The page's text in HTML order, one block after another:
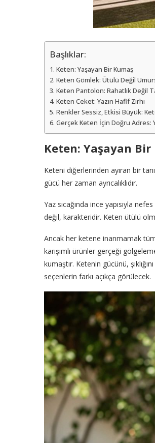
Başlıklar:
Keten: Yaşayan Bir Kumaş
Keten Gömlek: Ütülü Değil
Keten Pantolon: Rahatlık Değil
Keten Ceket: Yazın Hafif Zırhı
Renkler Sessiz, Etkisi Büyük:
Gerçek Keten İçin Doğru Adres:
Keten: Yaşayan Bir
Keteni diğerlerinden ayıran bir
gücü her zaman ayrıcalıklıdır.
Yaz sıcağında ince yapısıyla
değil, karakteridir. Keten ütülü
Ancak her ketene inanmamak
karışımlı ürünler gerçeği
kumaştır. Ketenin gücünü,
seçenlerin farkı açıkça görülecek.